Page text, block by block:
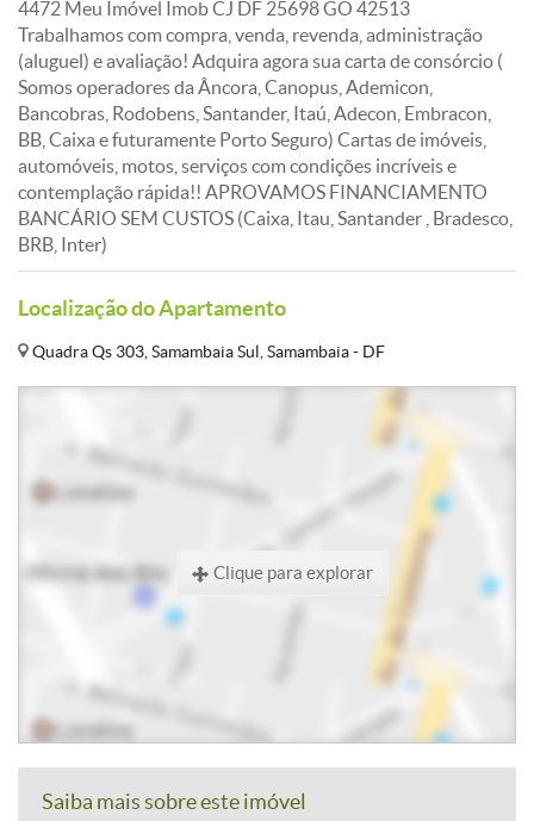
4472 Meu Imóvel Imob CJ DF 25698 GO 42513
Trabalhamos com compra, venda, revenda, administração
(aluguel) e avaliação! Adquira agora sua carta de consórcio (
Somos operadores da Âncora, Canopus, Ademicon,
Bancobras, Rodobens, Santander, Itaú, Adecon, Embracon,
BB, Caixa e futuramente Porto Seguro) Cartas de imóveis,
automóveis, motos, serviços com condições incríveis e
contemplação rápida!! APROVAMOS FINANCIAMENTO
BANCÁRIO SEM CUSTOS (Caixa, Itau, Santander , Bradesco,
BRB, Inter)
Localização do Apartamento
Quadra Qs 303, Samambaia Sul, Samambaia - DF
Clique para explorar
Saiba mais sobre este imóvel